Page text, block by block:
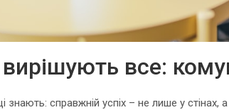
вирішують все:
знають: справжній успіх – не лише у стінах,